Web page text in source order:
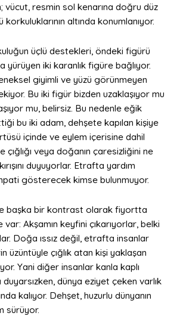
vücut, resmin sol kenarına doğru düz
altında konumlanıyor.
üçlü destekleri, öndeki figürü
yürüyen iki karanlık figüre bağlıyor.
giyimli ve yüzü görünmeyen
Bu iki figür bizden uzaklaşıyor mu
mu, belirsiz. Bu nedenle eğik
bu iki adam, dehşete kapılan kişiye
içinde ve eylem içerisine dahil
veya doğanın çaresizliğini ne
duyuyorlar. Etrafta yardım
gösterecek kimse bulunmuyor.
başka bir kontrast olarak fiyortta
Akşamın keyfini çıkarıyorlar, belki
Doğa ıssız değil, etrafta insanlar
üzüntüyle çığlık atan kişi yaklaşan
Yani diğer insanlar kanla kaplı
duyarsızken, dünya eziyet çeken varlık
kalıyor. Dehşet, huzurlu dünyanın
sürüyor.